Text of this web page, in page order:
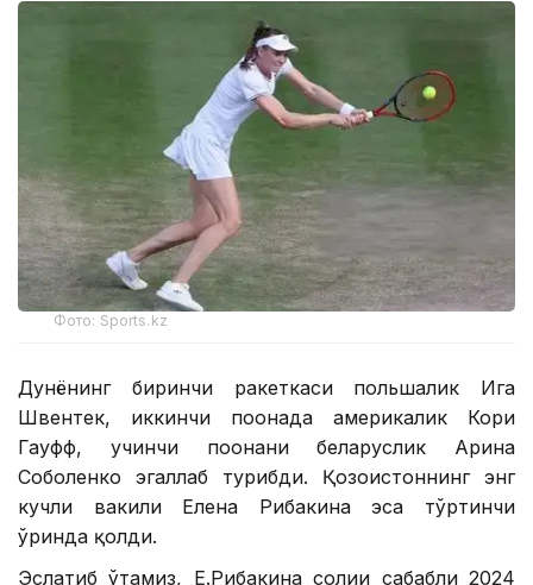
Фото: Sports.kz
Дунёнинг биринчи ракеткаси польшалик Ига
Швентек, иккинчи поғонада америкалик Кори
Гауфф, учинчи поғонани беларуслик Арина
Соболенко эгаллаб турибди. Қозоғистоннинг энг
кучли вакили Елена Рибакина эса тўртинчи
ўринда қолди.
Эслатиб ўтамиз, Е.Рибакина соғлиғи сабабли 2024